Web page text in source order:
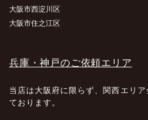
大阪市西淀川区
大阪市住之江区
兵庫・神戸のご依頼エリア
当店は大阪府に限らず、関西エリ
ております。